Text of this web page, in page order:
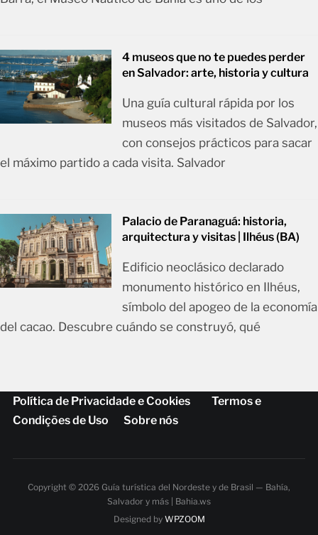
4 museos que no te puedes perder
en Salvador: arte, historia y cultura
Una guía cultural rápida por los
museos más visitados de Salvador,
con consejos prácticos para sacar
el máximo partido a cada visita. Salvador
Palacio de Paranaguá: historia,
arquitectura y visitas | Ilhéus (BA)
Edificio neoclásico declarado
monumento histórico en Ilhéus,
símbolo del apogeo de la economía
del cacao. Descubre cuándo se construyó, qué
Política de Privacidade e Cookies
Termos e
Condições de Uso
Sobre nós
Copyright © 2026 Guía turística del Nordeste y de Brasil — Bahía,
Salvador y más | Bahia.ws
Designed by WPZOOM